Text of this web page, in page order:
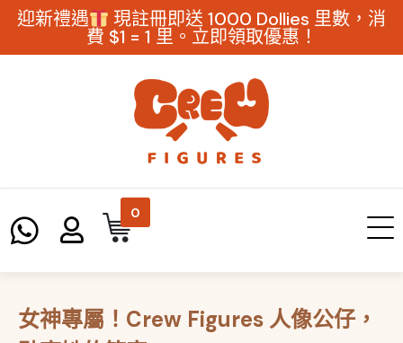
迎新禮遇 現註冊即送 1000 Dollies 里數，消
費 $1 = 1 里。立即領取優惠！
0
女神專屬！Crew Figures 人像公仔，